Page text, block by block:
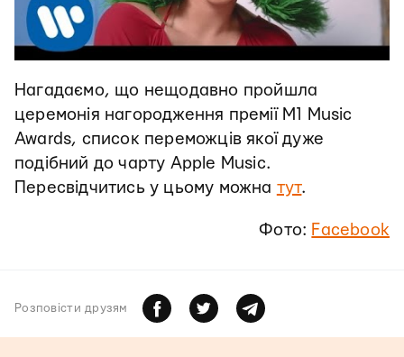
Нагадаємо, що нещодавно пройшла
церемонія нагородження премії M1 Music
Awards, список переможців якої дуже
подібний до чарту Apple Music.
Пересвідчитись у цьому можна тут.
Фото: Facebook
Розповiсти друзям